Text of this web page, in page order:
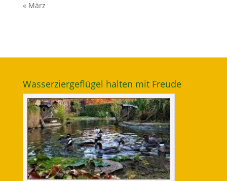
« März
Wasserziergeflügel halten mit Freude